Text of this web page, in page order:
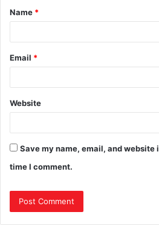
Name *
Email *
Website
Save my name, email, and website
time I comment.